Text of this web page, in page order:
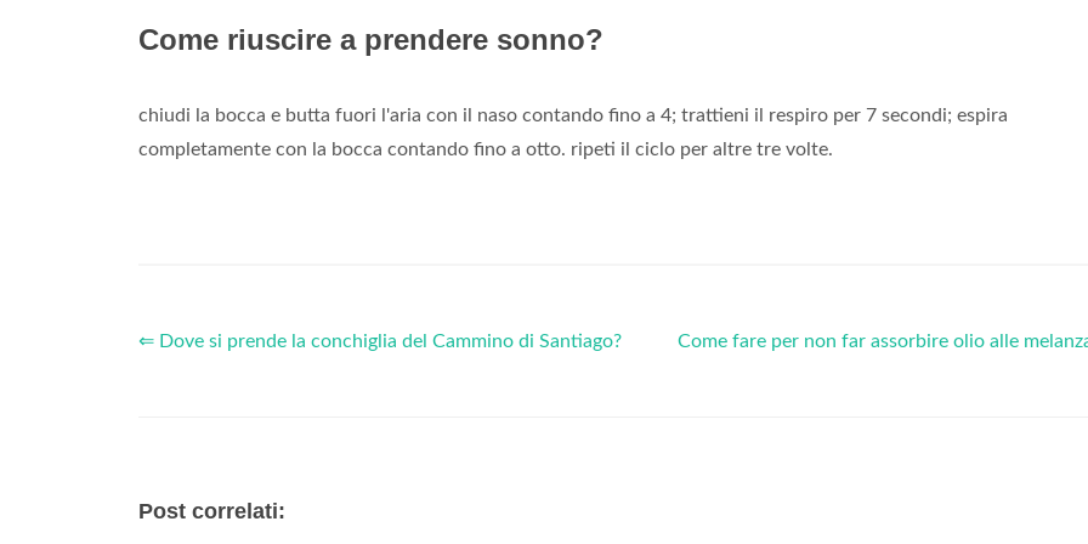
Come riuscire a prendere sonno?
chiudi la bocca e butta fuori l'aria con il naso contando fino a 4; trattieni il respiro per 7 secondi; espira
completamente con la bocca contando fino a otto. ripeti il ciclo per altre tre volte.
⇐ Dove si prende la conchiglia del Cammino di Santiago? Come fare per non far assorbire olio alle
Post correlati: